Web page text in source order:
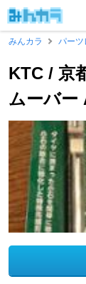
みんカラ
パーツ
KTC / 京
ムーバー